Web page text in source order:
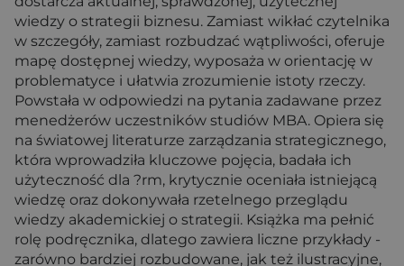
wiedzy o strategii biznesu. Zamiast wikłać czytelnika
w szczegóły, zamiast rozbudzać wątpliwości, oferuje
mapę dostępnej wiedzy, wyposaża w orientację w
problematyce i ułatwia zrozumienie istoty rzeczy.
Powstała w odpowiedzi na pytania zadawane przez
menedżerów uczestników studiów MBA. Opiera się
na światowej literaturze zarządzania strategicznego,
która wprowadziła kluczowe pojęcia, badała ich
użyteczność dla ?rm, krytycznie oceniała istniejącą
wiedzę oraz dokonywała rzetelnego przeglądu
wiedzy akademickiej o strategii. Książka ma pełnić
rolę podręcznika, dlatego zawiera liczne przykłady -
zarówno bardziej rozbudowane, jak też ilustracyjne,